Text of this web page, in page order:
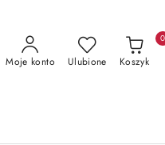
Moje konto Ulubione Koszyk
0